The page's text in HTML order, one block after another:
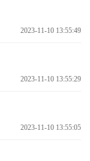
2023-11-10 13:55:49
2023-11-10 13:55:29
2023-11-10 13:55:05